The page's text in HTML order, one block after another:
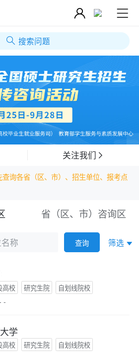
搜索问题
关注我们
询各省（区、市）、招生单位、报考点
省（区、市）咨询区
查询 筛选
高校 研究生院 自划线院校
-
学
高校 研究生院 自划线院校